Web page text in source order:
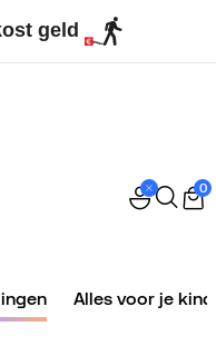
geld
0
Alles voor je kind